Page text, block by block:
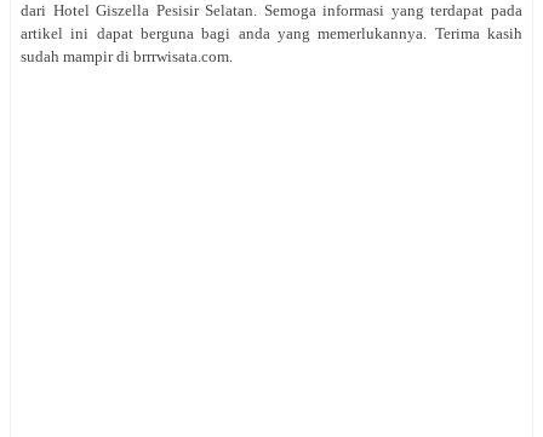
dari Hotel Giszella Pesisir Selatan. Semoga informasi yang terdapat pada
artikel ini dapat berguna bagi anda yang memerlukannya. Terima kasih
sudah mampir di brrrwisata.com.